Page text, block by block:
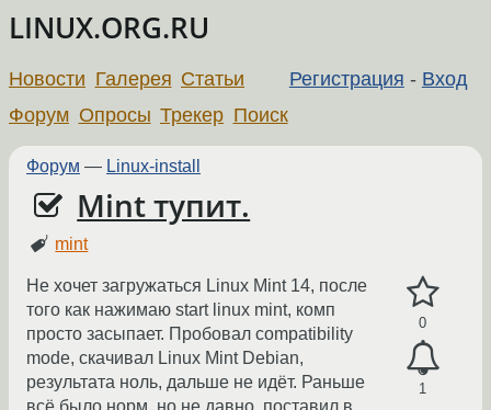
LINUX.ORG.RU
Регистрация - Вход
Новости Галерея Статьи
Форум Опросы Трекер Поиск
Форум — Linux-install
Mint тупит.
mint
0
1
Не хочет загружаться Linux Mint 14, после
того как нажимаю start linux mint, комп
просто засыпает. Пробовал compatibility
mode, скачивал Linux Mint Debian,
результата ноль, дальше не идёт. Раньше